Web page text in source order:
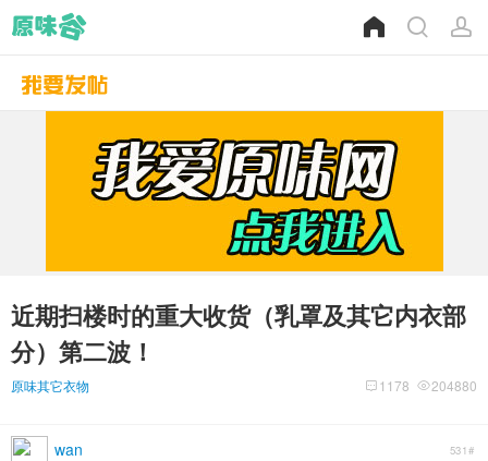
近期扫楼时的重大收货（乳罩及其它内衣部
分）第二波！
原味其它衣物 204880
1178
wan 531#